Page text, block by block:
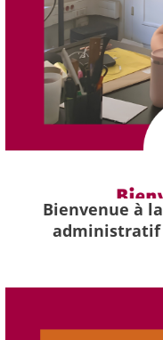
Bienvenue à
administratif